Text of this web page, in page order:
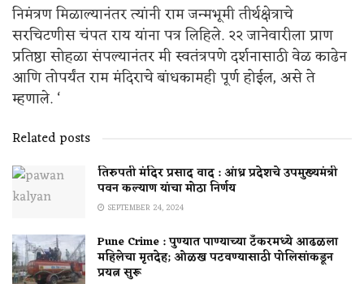
निमंत्रण मिळाल्यानंतर त्यांनी राम जन्मभूमी तीर्थक्षेत्राचे
सरचिटणीस चंपत राय यांना पत्र लिहिले. २२ जानेवारीला प्राण
प्रतिष्ठा सोहळा संपल्यानंतर मी स्वतंत्रपणे दर्शनासाठी वेळ काढेन
आणि तोपर्यंत राम मंदिराचे बांधकामही पूर्ण होईल, असे ते
म्हणाले. ‘
Related posts
तिरुपती मंदिर प्रसाद वाद : आंध्र प्रदेशचे उपमुख्यमंत्री
पवन कल्याण यांचा मोठा निर्णय
SEPTEMBER 24, 2024
Pune Crime : पुण्यात पाण्याच्या टँकरमध्ये आढळला
महिलेचा मृतदेह; ओळख पटवण्यासाठी पोलिसांकडून
प्रयत्न सुरू